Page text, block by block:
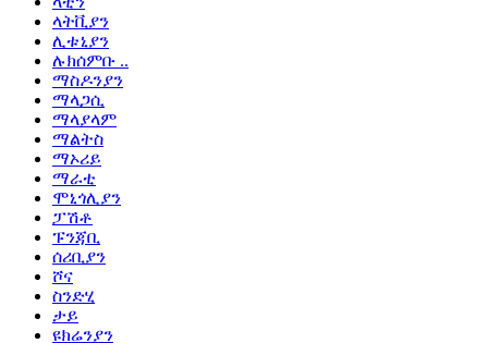
ላትቪያን
ሊቱኒያን
ሉክሰምቡ ..
ማስዶንያን
ማላጋሲ
ማላያላም
ማልትስ
ማኦሪይ
ማራቲ
ሞኒጎሊያን
ፓሽቶ
ፑንጃቢ
ሰሪቢያን
ሾና
ስንድሂ
ታይ
ዩክሬንያን